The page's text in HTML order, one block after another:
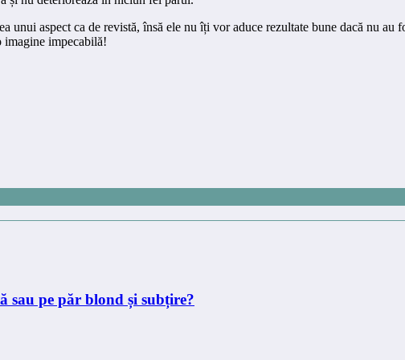
aspect ca de revistă, însă ele nu îți vor aduce rezultate bune dacă nu au
imagine impecabilă!
sau pe păr blond și subțire?